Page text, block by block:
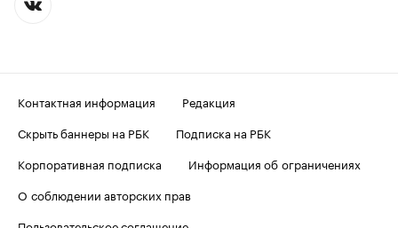
Контактная информация
Редакция
Скрыть баннеры на РБК
Подписка на РБК
Корпоративная подписка
Информация об ограничениях
О соблюдении авторских прав